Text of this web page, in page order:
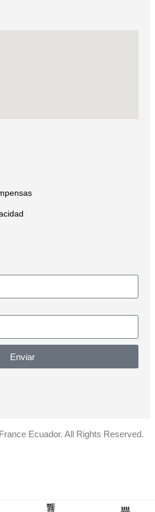
Enviar
Ecuador. All Rights Reserved.